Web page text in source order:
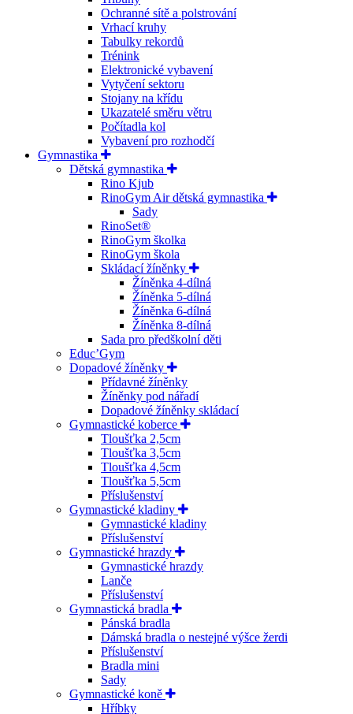
Ochranné sítě a polstrování
Vrhací kruhy
Tabulky rekordů
Trénink
Elektronické vybavení
Vytyčení sektoru
Stojany na křídu
Ukazatelé směru větru
Počítadla kol
Vybavení pro rozhodčí
Gymnastika
Dětská gymnastika
Rino Kjub
RinoGym Air dětská gymnastika
Sady
RinoSet®
RinoGym školka
RinoGym škola
Skládací žíněnky
Žíněnka 4-dílná
Žíněnka 5-dílná
Žíněnka 6-dílná
Žíněnka 8-dílná
Sada pro předškolní děti
Educ’Gym
Dopadové žíněnky
Přídavné žíněnky
Žíněnky pod nářadí
Dopadové žíněnky skládací
Gymnastické koberce
Tloušťka 2,5cm
Tloušťka 3,5cm
Tloušťka 4,5cm
Tloušťka 5,5cm
Příslušenství
Gymnastické kladiny
Gymnastické kladiny
Příslušenství
Gymnastické hrazdy
Gymnastické hrazdy
Lanče
Příslušenství
Gymnastická bradla
Pánská bradla
Dámská bradla o nestejné výšce žerdi
Příslušenství
Bradla mini
Sady
Gymnastické koně
Hříbky